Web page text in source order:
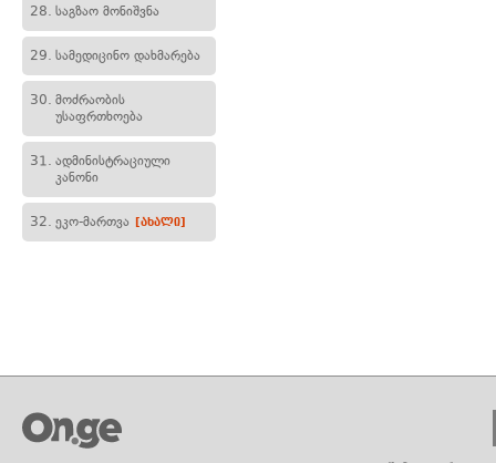
28. საგზაო მონიშვნა
29. სამედიცინო დახმარება
30. მოძრაობის
უსაფრთხოება
31. ადმინისტრაციული
კანონი
32. ეკო-მართვა [ახალი]